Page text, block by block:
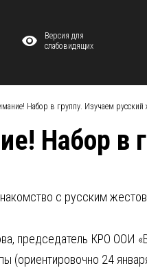
Версия для
слабовидящих
Набор в группу. Изучаем
Набор в
с русским
председатель КРО ООИ
(ориентировочно 24